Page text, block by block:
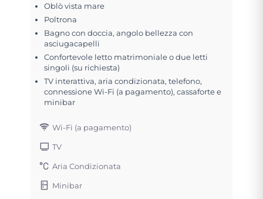
Oblò vista mare
Poltrona
Bagno con doccia, angolo bellezza con
asciugacapelli
Confortevole letto matrimoniale o due letti
singoli (su richiesta)
TV interattiva, aria condizionata, telefono,
connessione Wi-Fi (a pagamento), cassaforte e
minibar
Wi-Fi (a pagamento)
TV
Aria Condizionata
Minibar